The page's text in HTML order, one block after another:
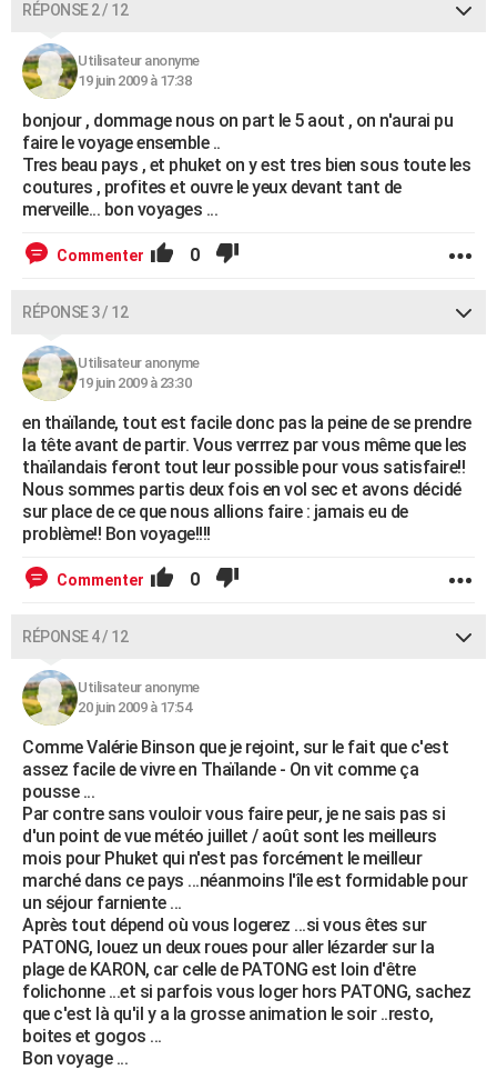
RÉPONSE 2 / 12
Utilisateur anonyme
19 juin 2009 à 17:38
bonjour , dommage nous on part le 5 aout , on n'aurai pu
faire le voyage ensemble ..
Tres beau pays , et phuket on y est tres bien sous toute les
coutures , profites et ouvre le yeux devant tant de
merveille... bon voyages ...
Commenter 0
RÉPONSE 3 / 12
Utilisateur anonyme
19 juin 2009 à 23:30
en thaïlande, tout est facile donc pas la peine de se prendre
la tête avant de partir. Vous verrrez par vous même que les
thaïlandais feront tout leur possible pour vous satisfaire!!
Nous sommes partis deux fois en vol sec et avons décidé
sur place de ce que nous allions faire : jamais eu de
problème!! Bon voyage!!!!
Commenter 0
RÉPONSE 4 / 12
Utilisateur anonyme
20 juin 2009 à 17:54
Comme Valérie Binson que je rejoint, sur le fait que c'est
assez facile de vivre en Thaïlande - On vit comme ça
pousse ...
Par contre sans vouloir vous faire peur, je ne sais pas si
d'un point de vue météo juillet / août sont les meilleurs
mois pour Phuket qui n'est pas forcément le meilleur
marché dans ce pays ...néanmoins l'île est formidable pour
un séjour farniente ...
Après tout dépend où vous logerez ...si vous êtes sur
PATONG, louez un deux roues pour aller lézarder sur la
plage de KARON, car celle de PATONG est loin d'être
folichonne ...et si parfois vous loger hors PATONG, sachez
que c'est là qu'il y a la grosse animation le soir ..resto,
boites et gogos ...
Bon voyage ...